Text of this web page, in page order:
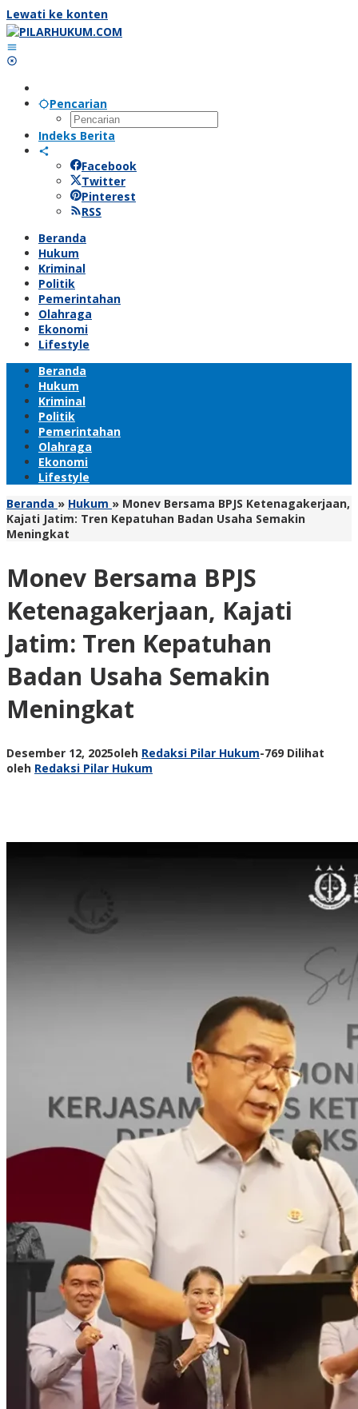
Lewati ke konten
Pencarian
Indeks Berita
Facebook
Twitter
Pinterest
RSS
Beranda
Hukum
Kriminal
Politik
Pemerintahan
Olahraga
Ekonomi
Lifestyle
Beranda
Hukum
Kriminal
Politik
Pemerintahan
Olahraga
Ekonomi
Lifestyle
Beranda » Hukum » Monev Bersama BPJS Ketenagakerjaan,
Kajati Jatim: Tren Kepatuhan Badan Usaha Semakin
Meningkat
Monev Bersama BPJS
Ketenagakerjaan, Kajati
Jatim: Tren Kepatuhan
Badan Usaha Semakin
Meningkat
Desember 12, 2025oleh Redaksi Pilar Hukum-769 Dilihat
oleh Redaksi Pilar Hukum